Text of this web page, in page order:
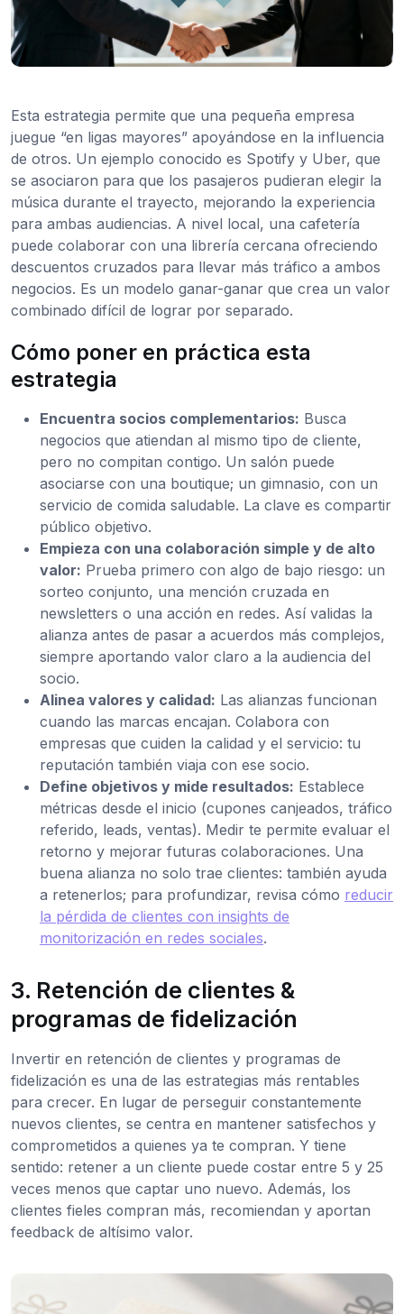
Esta estrategia permite que una pequeña empresa
juegue “en ligas mayores” apoyándose en la influencia
de otros. Un ejemplo conocido es Spotify y Uber, que
se asociaron para que los pasajeros pudieran elegir la
música durante el trayecto, mejorando la experiencia
para ambas audiencias. A nivel local, una cafetería
puede colaborar con una librería cercana ofreciendo
descuentos cruzados para llevar más tráfico a ambos
negocios. Es un modelo ganar-ganar que crea un valor
combinado difícil de lograr por separado.
Cómo poner en práctica esta
estrategia
Encuentra socios complementarios: Busca
negocios que atiendan al mismo tipo de cliente,
pero no compitan contigo. Un salón puede
asociarse con una boutique; un gimnasio, con un
servicio de comida saludable. La clave es compartir
público objetivo.
Empieza con una colaboración simple y de alto
valor: Prueba primero con algo de bajo riesgo: un
sorteo conjunto, una mención cruzada en
newsletters o una acción en redes. Así validas la
alianza antes de pasar a acuerdos más complejos,
siempre aportando valor claro a la audiencia del
socio.
Alinea valores y calidad: Las alianzas funcionan
cuando las marcas encajan. Colabora con
empresas que cuiden la calidad y el servicio: tu
reputación también viaja con ese socio.
Define objetivos y mide resultados: Establece
métricas desde el inicio (cupones canjeados, tráfico
referido, leads, ventas). Medir te permite evaluar el
retorno y mejorar futuras colaboraciones. Una
buena alianza no solo trae clientes: también ayuda
a retenerlos; para profundizar, revisa cómo reducir
la pérdida de clientes con insights de
monitorización en redes sociales.
3. Retención de clientes &
programas de fidelización
Invertir en retención de clientes y programas de
fidelización es una de las estrategias más rentables
para crecer. En lugar de perseguir constantemente
nuevos clientes, se centra en mantener satisfechos y
comprometidos a quienes ya te compran. Y tiene
sentido: retener a un cliente puede costar entre 5 y 25
veces menos que captar uno nuevo. Además, los
clientes fieles compran más, recomiendan y aportan
feedback de altísimo valor.